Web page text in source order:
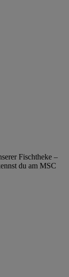
Fischtheke –
du am MSC